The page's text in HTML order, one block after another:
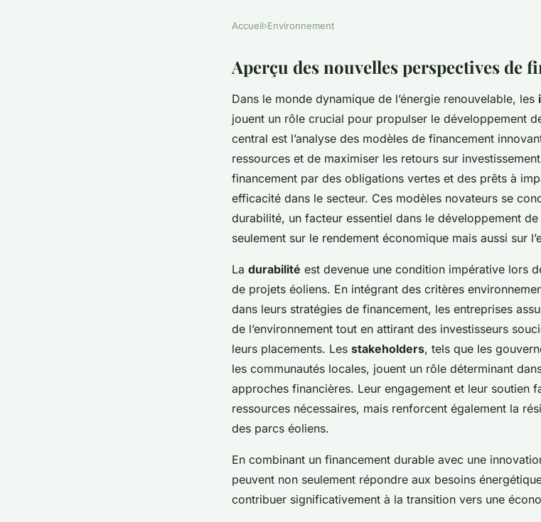
Les Nouvelles Perspectives de
Financement pour les Parcs
Accueil›Environnement
Aperçu des nouvelles perspectives de
Dans le monde dynamique de l’énergie renouvelable, les
jouent un rôle crucial pour propulser le développement
central est l’analyse des modèles de financement
ressources et de maximiser les retours sur
financement par des obligations vertes et des prêts à
efficacité dans le secteur. Ces modèles novateurs se
durabilité, un facteur essentiel dans le développement
seulement sur le rendement économique mais aussi sur
La durabilité est devenue une condition impérative lors
de projets éoliens. En intégrant des critères
dans leurs stratégies de financement, les entreprises
de l’environnement tout en attirant des investisseurs
leurs placements. Les stakeholders, tels que les
les communautés locales, jouent un rôle déterminant
approches financières. Leur engagement et leur soutien
ressources nécessaires, mais renforcent également la
des parcs éoliens.
En combinant un financement durable avec une
peuvent non seulement répondre aux besoins
contribuer significativement à la transition vers une